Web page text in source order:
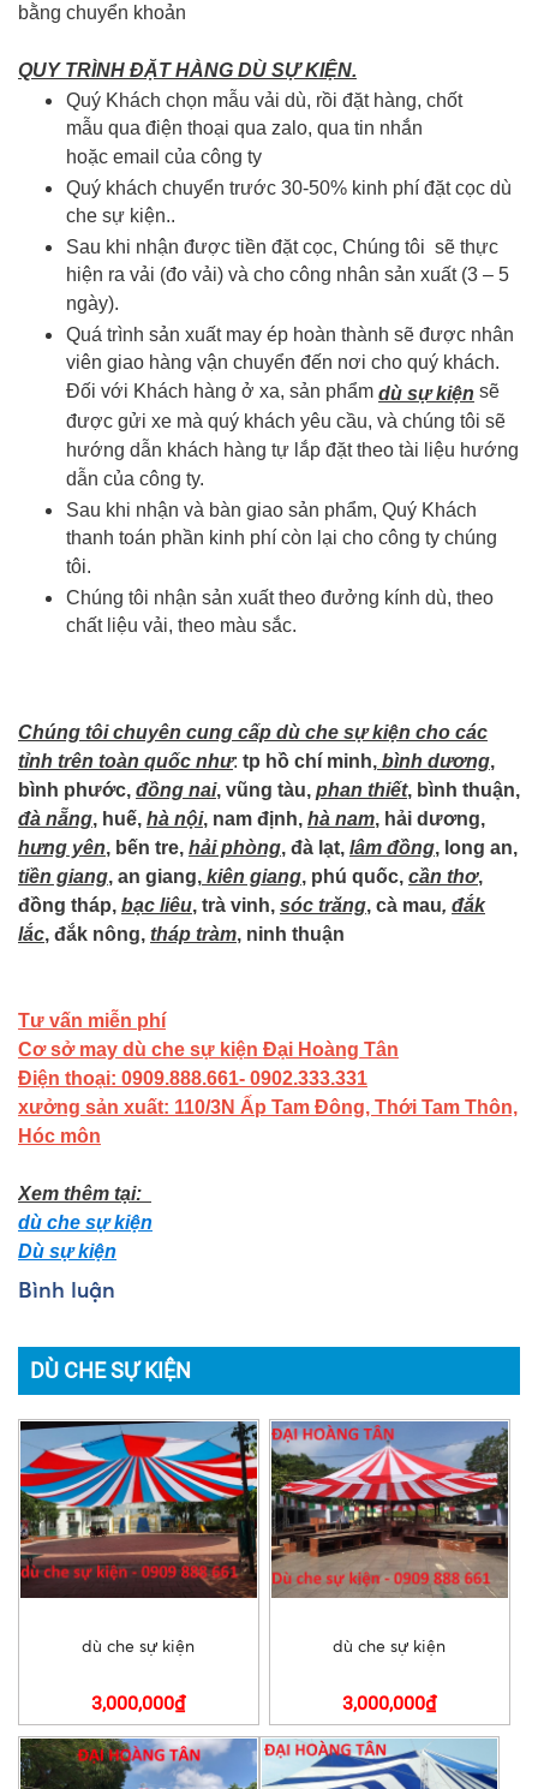
bằng chuyển khoản
QUY TRÌNH ĐẶT HÀNG DÙ SỰ KIỆN.
Quý Khách chọn mẫu vải dù, rồi đặt hàng, chốt
mẫu qua điện thoại qua zalo, qua tin nhắn
hoặc email của công ty
Quý khách chuyển trước 30-50% kinh phí đặt cọc dù
che sự kiện..
Sau khi nhận được tiền đặt cọc, Chúng tôi sẽ thực
hiện ra vải (đo vải) và cho công nhân sản xuất (3 – 5
ngày).
Quá trình sản xuất may ép hoàn thành sẽ được nhân
viên giao hàng vận chuyển đến nơi cho quý khách.
Đối với Khách hàng ở xa, sản phẩm dù sự kiện sẽ
được gửi xe mà quý khách yêu cầu, và chúng tôi sẽ
hướng dẫn khách hàng tự lắp đặt theo tài liệu hướng
dẫn của công ty.
Sau khi nhận và bàn giao sản phẩm, Quý Khách
thanh toán phần kinh phí còn lại cho công ty chúng
tôi.
Chúng tôi nhận sản xuất theo đưởng kính dù, theo
chất liệu vải, theo màu sắc.
Chúng tôi chuyên cung cấp dù che sự kiện cho các
tỉnh trên toàn quốc như: tp hồ chí minh, bình dương,
bình phước, đồng nai, vũng tàu, phan thiết, bình thuận,
đà nẵng, huế, hà nội, nam định, hà nam, hải dương,
hưng yên, bến tre, hải phòng, đà lạt, lâm đồng, long an,
tiền giang, an giang, kiên giang, phú quốc, cần thơ,
đồng tháp, bạc liêu, trà vinh, sóc trăng, cà mau, đắk
lắc, đắk nông, tháp tràm, ninh thuận
Tư vấn miễn phí
Cơ sở may dù che sự kiện Đại Hoàng Tân
Điện thoại: 0909.888.661- 0902.333.331
xưởng sản xuất: 110/3N Ấp Tam Đông, Thới Tam Thôn,
Hóc môn
Xem thêm tại:
dù che sự kiện
Dù sự kiện
Bình luận
DÙ CHE SỰ KIỆN
dù che sự kiện
3,000,000₫
dù che sự kiện
3,000,000₫